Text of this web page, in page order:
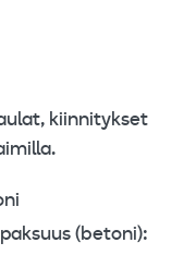
kiinnitykset
(betoni):